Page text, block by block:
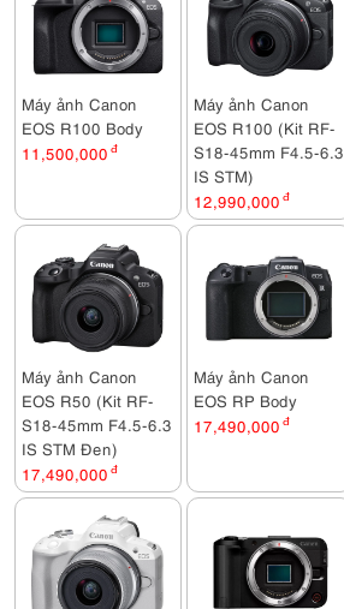
Máy ảnh Canon
EOS R100 Body
11,500,000 đ
Máy ảnh Canon
EOS R100 (Kit RF-
S18-45mm F4.5-6.3
IS STM)
12,990,000 đ
Máy ảnh Canon
EOS R50 (Kit RF-
S18-45mm F4.5-6.3
IS STM Đen)
17,490,000 đ
Máy ảnh Canon
EOS RP Body
17,490,000 đ